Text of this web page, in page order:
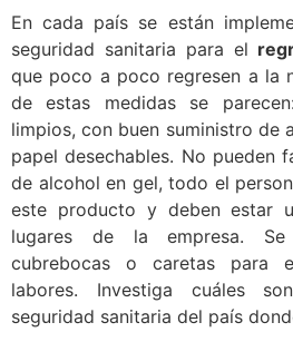
En cada país se están
seguridad sanitaria para el
que poco a poco regresen a la
de estas medidas se
limpios, con buen suministro de
papel desechables. No pueden
de alcohol en gel, todo el
este producto y deben estar
lugares de la empresa. Se
cubrebocas o caretas para
labores. Investiga cuáles
seguridad sanitaria del país